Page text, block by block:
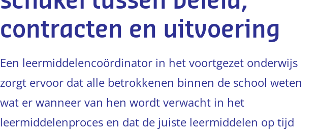
contracten en uitvoering
Een leermiddelencoördinator in het voortgezet onderwijs
zorgt ervoor dat alle betrokkenen binnen de school weten
wat er wanneer van hen wordt verwacht in het
leermiddelenproces en dat de juiste leermiddelen op tijd